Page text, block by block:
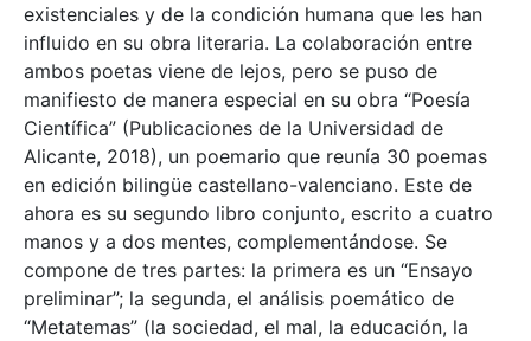
existenciales y de la condición humana que les han
influido en su obra literaria. La colaboración entre
ambos poetas viene de lejos, pero se puso de
manifiesto de manera especial en su obra “Poesía
Científica” (Publicaciones de la Universidad de
Alicante, 2018), un poemario que reunía 30 poemas
en edición bilingüe castellano-valenciano. Este de
ahora es su segundo libro conjunto, escrito a cuatro
manos y a dos mentes, complementándose. Se
compone de tres partes: la primera es un “Ensayo
preliminar”; la segunda, el análisis poemático de
“Metatemas” (la sociedad, el mal, la educación, la